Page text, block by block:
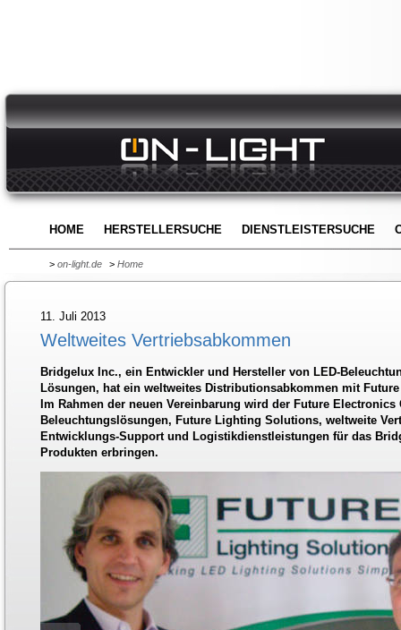
HOME HERSTELLERSUCHE DIENSTLEISTERSUCHE
> on-light.de > Home
11. Juli 2013
Weltweites Vertriebsabkommen
Bridgelux Inc., ein Entwickler und Hersteller von LED-
Lösungen, hat ein weltweites Distributionsabkommen mit
Im Rahmen der neuen Vereinbarung wird der Future Electronics
Beleuchtungslösungen, Future Lighting Solutions, weltweite
Entwicklungs-Support und Logistikdienstleistungen für das
Produkten erbringen.